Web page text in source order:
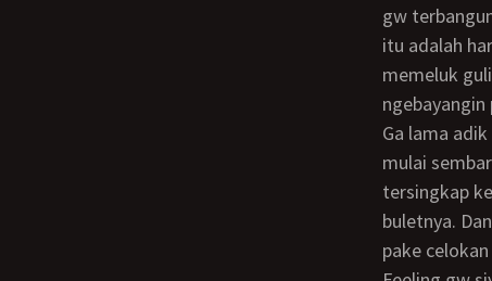
gw
itu adalah
memeluk
ngebayangin
Ga lama adik gw berubah posisi… guling terlempar kepinggir dan posisi tidurnya
mulai
tersingkap
buletnya.
pake